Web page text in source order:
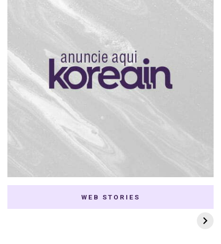
WEB STORIES
7 K-dramas Enemies
to Lovers
Thai Dramas com
First e Khaotung